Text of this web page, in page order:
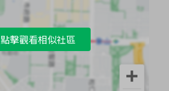
點擊觀看相似社區